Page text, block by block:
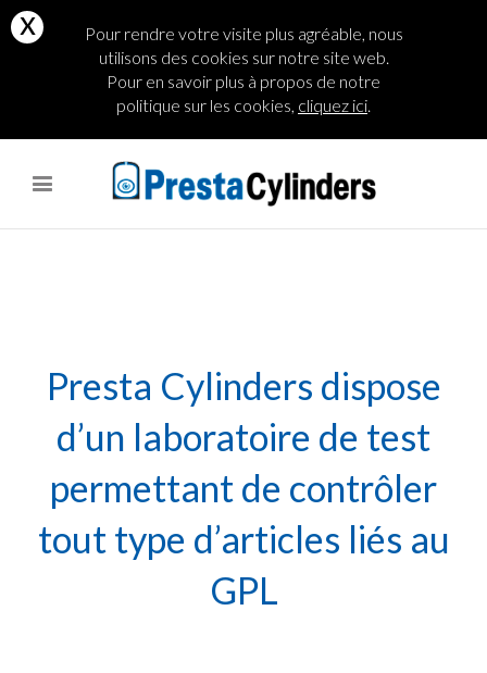
Pour rendre votre visite plus agréable, nous
utilisons des cookies sur notre site web.
Pour en savoir plus à propos de notre
politique sur les cookies, cliquez ici.
x
Presta Cylinders dispose
d’un laboratoire de test
permettant de contrôler
tout type d’articles liés au
GPL